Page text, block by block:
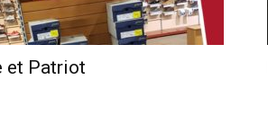
et Patriot